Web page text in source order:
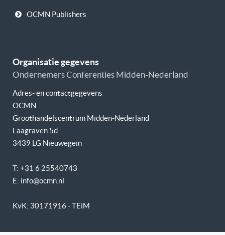
OCMN Publishers
Organisatie gegevens
Ondernemers Conferenties Midden-Nederland
Adres- en contactgegevens
OCMN
Groothandelscentrum Midden-Nederland
Laagraven 5d
3439 LG Nieuwegein
T: +31 6 25540743
E: info@ocmn.nl
KvK: 30171916 - TEiM